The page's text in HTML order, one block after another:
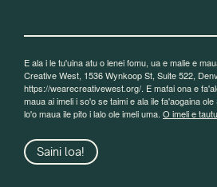
E ala i le tu'uina atu o lenei fomu, ua e malie e
Creative West, 1536 Wynkoop St, Suite 522,
https://wearecreativewest.org/. E mafai ona e
maua ai imeli i so'o se taimi e ala ile fa'aogaina
lo'o maua ile pito i lalo ole imeli uma. O imeli e
Saini loa!